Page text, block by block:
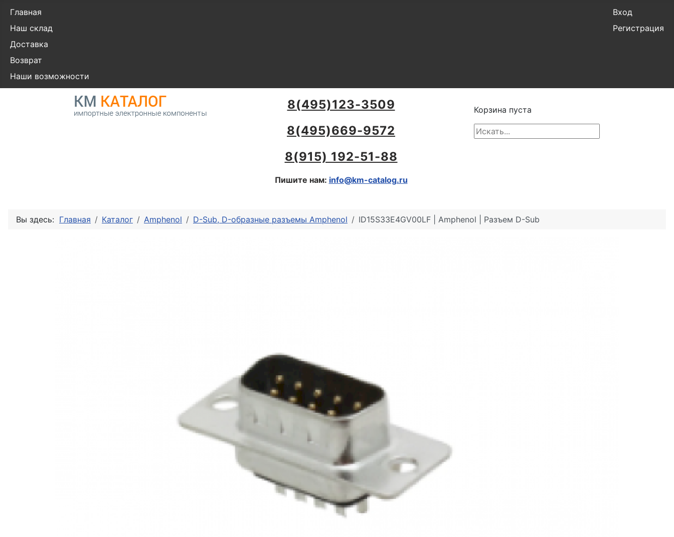
Главная
Наш склад
Доставка
Возврат
Наши возможности
Вход
Регистрация
8(495)123-3509
8(495)669-9572
8(915) 192-51-88
Пишите нам: info@km-catalog.ru
Корзина пуста
Вы здесь: Главная Каталог Amphenol D-Sub, D-образные разъемы Amphenol ID15S33E4GV00LF | Amphenol | Разъем D-Sub